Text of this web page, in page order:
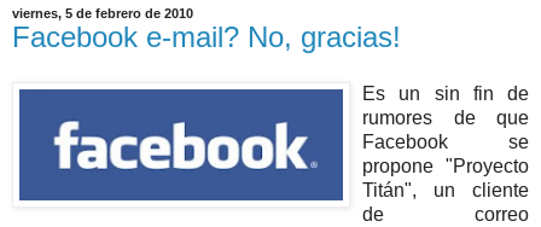
viernes, 5 de febrero de 2010
Facebook e-mail? No, gracias!
Es un sin fin de
rumores de que
Facebook se
propone "Proyecto
Titán", un cliente
de correo